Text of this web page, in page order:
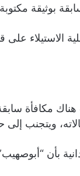
بوثيقة
ويتجنب إلى
بأن